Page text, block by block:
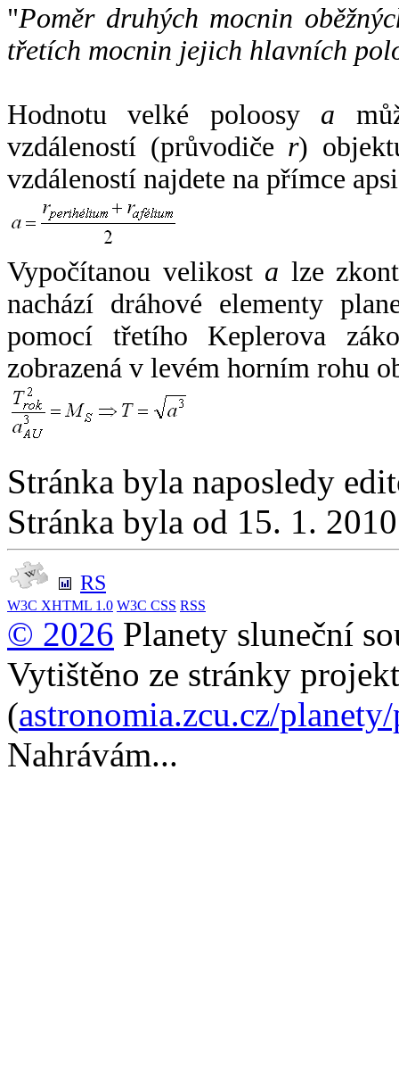
"Poměr druhých mocnin
třetích mocnin jejich hlavních
Hodnotu velké poloosy a
vzdáleností (průvodiče r)
vzdáleností najdete na přímce
Vypočítanou velikost a lze
nachází dráhové elementy
pomocí třetího Keplerova
zobrazená v levém horním rohu
Stránka byla naposledy
Stránka byla od 15. 1.
RS
W3C XHTML 1.0 W3C CSS RSS
© 2026 Planety sluneční
Vytištěno ze stránky
(astronomia.zcu.cz/
Nahrávám...